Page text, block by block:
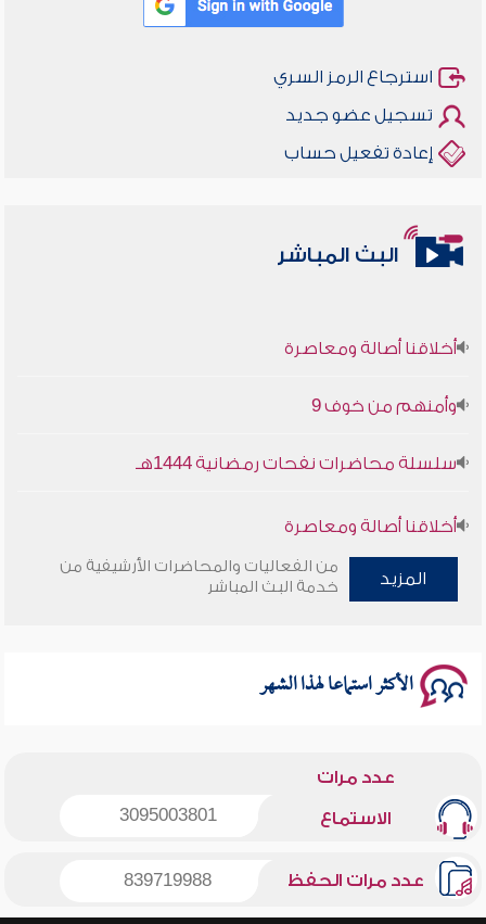
استرجاع الرمز السري
تسجيل عضو جديد
إعادة تفعيل حساب
البث المباشر
أخلاقنا أصالة ومعاصرة
وأمنهم من خوف 9
سلسلة محاضرات نفحات رمضانية 1444هـ
أخلاقنا أصالة ومعاصرة
وأمنهم من خوف 9
المزيد
من الفعاليات والمحاضرات الأرشيفية من
خدمة البث المباشر
الأكثر استماعا لهذا الشهر
عدد مرات
الاستماع 3095003801
عدد مرات الحفظ 839719988